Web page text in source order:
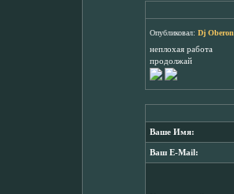
Опубликовал: Dj Oberon
неплохая работа
продолжай
Ваше Имя:
Ваш E-Mail: